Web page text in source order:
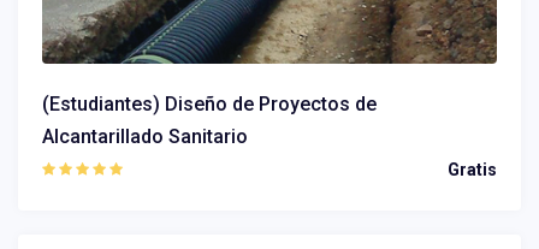
(Estudiantes) Diseño de Proyectos de
Alcantarillado Sanitario
Gratis